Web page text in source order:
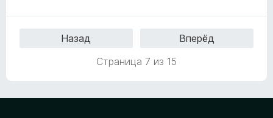
Назад
Вперёд
Страница 7 из 15